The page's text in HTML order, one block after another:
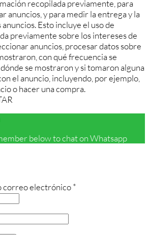
recopilada previamente, para
anuncios, y para medir la entrega y la
Esto incluye el uso de
previamente sobre los intereses de
anuncios, procesar datos sobre
con qué frecuencia se
se mostraron y si tomaron alguna
el anuncio, incluyendo, por ejemplo,
o hacer una compra.
below to chat on Whatsapp
correo electrónico*